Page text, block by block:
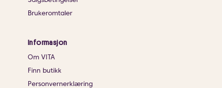
Brukeromtaler
Informasjon
Om VITA
Finn butikk
Personvernerklæring